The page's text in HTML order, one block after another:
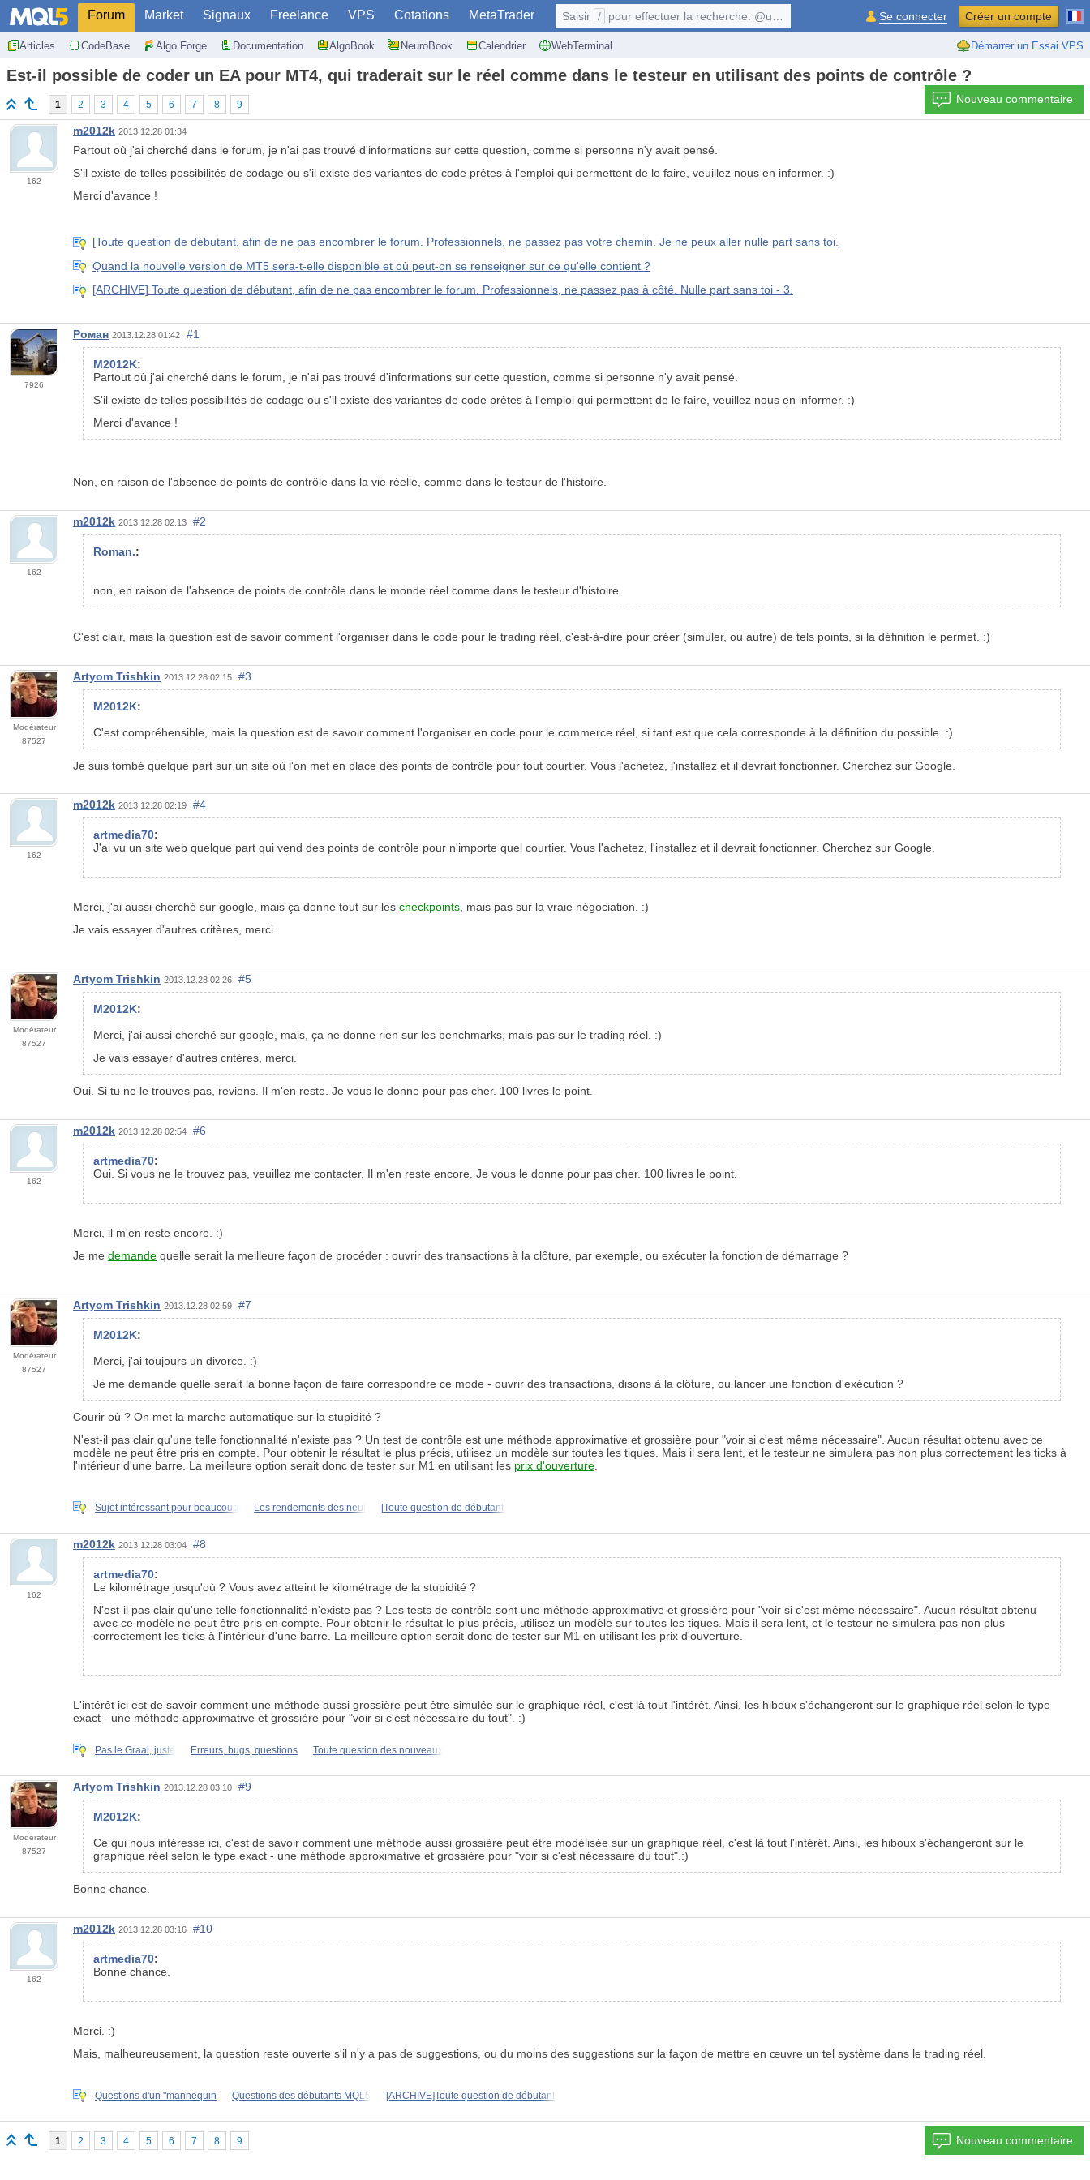
Forum Market Signaux Freelance VPS Cotations MetaTrader
Articles CodeBase Algo Forge Documentation AlgoBook NeuroBook Calendrier WebTerminal Démarrer un Essai VPS
Saisir / pour effectuer la recherche: @user, $symbol, ... Se connecter Créer un compte
Est-il possible de coder un EA pour MT4, qui traderait sur le réel comme dans le testeur en utilisant des points de contrôle ?
1 2 3 4 5 6 7 8 9 Nouveau commentaire
162
m2012k 2013.12.28 01:34
Partout où j'ai cherché dans le forum, je n'ai pas trouvé d'informations sur cette question, comme si personne n'y avait pensé.
S'il existe de telles possibilités de codage ou s'il existe des variantes de code prêtes à l'emploi qui permettent de le faire, veuillez nous en informer. :)
Merci d'avance !
[Toute question de débutant, afin de ne pas encombrer le forum. Professionnels, ne passez pas votre chemin. Je ne peux aller nulle part sans toi.
Quand la nouvelle version de MT5 sera-t-elle disponible et où peut-on se renseigner sur ce qu'elle contient ?
[ARCHIVE] Toute question de débutant, afin de ne pas encombrer le forum. Professionnels, ne passez pas à côté. Nulle part sans toi - 3.
7926
Роман 2013.12.28 01:42 #1
M2012K:
Partout où j'ai cherché dans le forum, je n'ai pas trouvé d'informations sur cette question, comme si personne n'y avait pensé.
S'il existe de telles possibilités de codage ou s'il existe des variantes de code prêtes à l'emploi qui permettent de le faire, veuillez nous en informer. :)
Merci d'avance !
Non, en raison de l'absence de points de contrôle dans la vie réelle, comme dans le testeur de l'histoire.
162
m2012k 2013.12.28 02:13 #2
Roman.:
non, en raison de l'absence de points de contrôle dans le monde réel comme dans le testeur d'histoire.
C'est clair, mais la question est de savoir comment l'organiser dans le code pour le trading réel, c'est-à-dire pour créer (simuler, ou autre) de tels points, si la définition le permet. :)
Modérateur
87527
Artyom Trishkin 2013.12.28 02:15 #3
M2012K:
C'est compréhensible, mais la question est de savoir comment l'organiser en code pour le commerce réel, si tant est que cela corresponde à la définition du possible. :)
Je suis tombé quelque part sur un site où l'on met en place des points de contrôle pour tout courtier. Vous l'achetez, l'installez et il devrait fonctionner. Cherchez sur Google.
162
m2012k 2013.12.28 02:19 #4
artmedia70:
J'ai vu un site web quelque part qui vend des points de contrôle pour n'importe quel courtier. Vous l'achetez, l'installez et il devrait fonctionner. Cherchez sur Google.
Merci, j'ai aussi cherché sur google, mais ça donne tout sur les checkpoints, mais pas sur la vraie négociation. :)
Je vais essayer d'autres critères, merci.
Modérateur
87527
Artyom Trishkin 2013.12.28 02:26 #5
M2012K:
Merci, j'ai aussi cherché sur google, mais, ça ne donne rien sur les benchmarks, mais pas sur le trading réel. :)
Je vais essayer d'autres critères, merci.
Oui. Si tu ne le trouves pas, reviens. Il m'en reste. Je vous le donne pour pas cher. 100 livres le point.
162
m2012k 2013.12.28 02:54 #6
artmedia70:
Oui. Si vous ne le trouvez pas, veuillez me contacter. Il m'en reste encore. Je vous le donne pour pas cher. 100 livres le point.
Merci, il m'en reste encore. :)
Je me demande quelle serait la meilleure façon de procéder : ouvrir des transactions à la clôture, par exemple, ou exécuter la fonction de démarrage ?
Modérateur
87527
Artyom Trishkin 2013.12.28 02:59 #7
M2012K:
Merci, j'ai toujours un divorce. :)
Je me demande quelle serait la bonne façon de faire correspondre ce mode - ouvrir des transactions, disons à la clôture, ou lancer une fonction d'exécution ?
Courir où ? On met la marche automatique sur la stupidité ?
N'est-il pas clair qu'une telle fonctionnalité n'existe pas ? Un test de contrôle est une méthode approximative et grossière pour "voir si c'est même nécessaire". Aucun résultat obtenu avec ce
modèle ne peut être pris en compte. Pour obtenir le résultat le plus précis, utilisez un modèle sur toutes les tiques. Mais il sera lent, et le testeur ne simulera pas non plus correctement les ticks à
l'intérieur d'une barre. La meilleure option serait donc de tester sur M1 en utilisant les prix d'ouverture
Sujet intéressant pour beaucoup Les rendements des neuf [Toute question de débutant,
162
m2012k 2013.12.28 03:04 #8
artmedia70:
Le kilométrage jusqu'où ? Vous avez atteint le kilométrage de la stupidité ?
N'est-il pas clair qu'une telle fonctionnalité n'existe pas ? Les tests de contrôle sont une méthode approximative et grossière pour "voir si c'est même nécessaire". Aucun résultat obtenu
avec ce modèle ne peut être pris en compte. Pour obtenir le résultat le plus précis, utilisez un modèle sur toutes les tiques. Mais il sera lent, et le testeur ne simulera pas non plus
correctement les ticks à l'intérieur d'une barre. La meilleure option serait donc de tester sur M1 en utilisant les prix d'ouverture.
L'intérêt ici est de savoir comment une méthode aussi grossière peut être simulée sur le graphique réel, c'est là tout l'intérêt. Ainsi, les hiboux s'échangeront sur le graphique réel selon le type
exact - une méthode approximative et grossière pour "voir si c'est nécessaire du tout". :)
Pas le Graal, juste Erreurs, bugs, questions Toute question des nouveaux
Modérateur
87527
Artyom Trishkin 2013.12.28 03:10 #9
M2012K:
Ce qui nous intéresse ici, c'est de savoir comment une méthode aussi grossière peut être modélisée sur un graphique réel, c'est là tout l'intérêt. Ainsi, les hiboux s'échangeront sur le
graphique réel selon le type exact - une méthode approximative et grossière pour "voir si c'est nécessaire du tout". :)
Bonne chance.
162
m2012k 2013.12.28 03:16 #10
artmedia70:
Bonne chance.
Merci. :)
Mais, malheureusement, la question reste ouverte s'il n'y a pas de suggestions, ou du moins des suggestions sur la façon de mettre en œuvre un tel système dans le trading réel.
Questions d'un "mannequin Questions des débutants MQL5 [ARCHIVE]Toute question de débutant,
1 2 3 4 5 6 7 8 9 Nouveau commentaire